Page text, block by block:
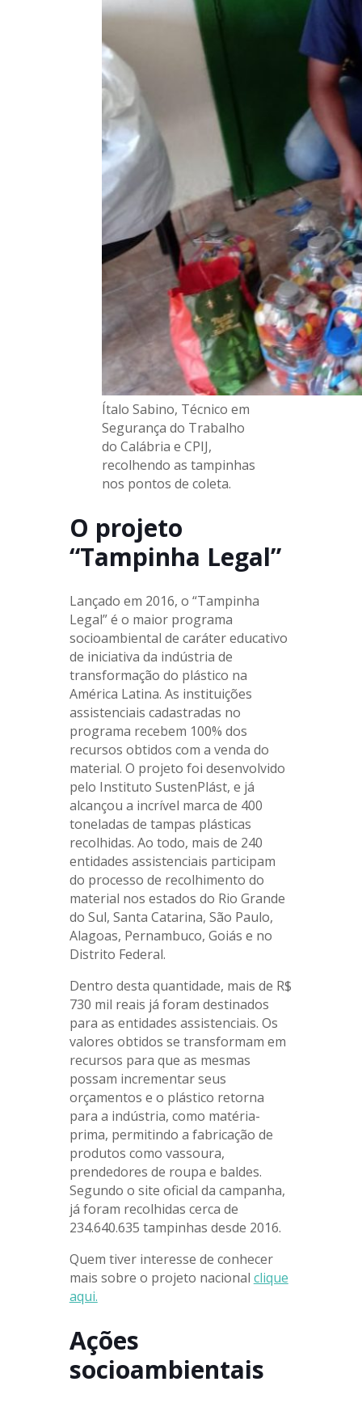
Ítalo Sabino, Técnico em
Segurança do Trabalho
do Calábria e CPIJ,
recolhendo as tampinhas
nos pontos de coleta.
O projeto
“Tampinha Legal”
Lançado em 2016, o “Tampinha
Legal” é o maior programa
socioambiental de caráter educativo
de iniciativa da indústria de
transformação do plástico na
América Latina. As instituições
assistenciais cadastradas no
programa recebem 100% dos
recursos obtidos com a venda do
material. O projeto foi desenvolvido
pelo Instituto SustenPlást, e já
alcançou a incrível marca de 400
toneladas de tampas plásticas
recolhidas. Ao todo, mais de 240
entidades assistenciais participam
do processo de recolhimento do
material nos estados do Rio Grande
do Sul, Santa Catarina, São Paulo,
Alagoas, Pernambuco, Goiás e no
Distrito Federal.
Dentro desta quantidade, mais de R$
730 mil reais já foram destinados
para as entidades assistenciais. Os
valores obtidos se transformam em
recursos para que as mesmas
possam incrementar seus
orçamentos e o plástico retorna
para a indústria, como matéria-
prima, permitindo a fabricação de
produtos como vassoura,
prendedores de roupa e baldes.
Segundo o site oficial da campanha,
já foram recolhidas cerca de
234.640.635 tampinhas desde 2016.
Quem tiver interesse de conhecer
mais sobre o projeto nacional clique
aqui.
Ações
socioambientais